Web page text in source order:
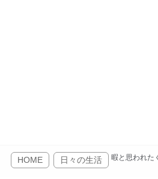
HOME 日々の生活 暇と思われた